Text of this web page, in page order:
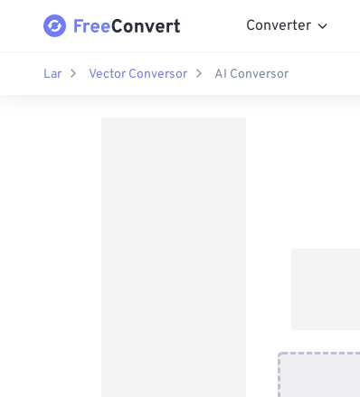
Converter
Lar Vector Conversor AI Conversor